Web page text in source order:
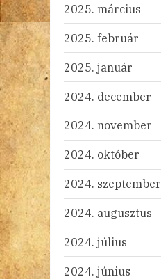
2025. március
2025. február
2025. január
2024. december
2024. november
2024. október
2024. szeptember
2024. augusztus
2024. július
2024. június